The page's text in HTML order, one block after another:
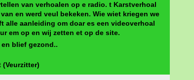
van verhoalen op e radio. t Karstverhoal
en werd veul bekeken. Wie wiet kriegen we
alle aanleiding om doar es een videoverhoal
em op en wij zetten et op de site.
blief gezond..
(Veurzitter)